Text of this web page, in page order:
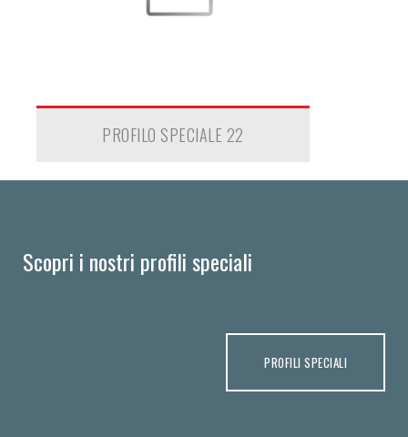
PROFILO SPECIALE 22
Scopri i nostri profili speciali
PROFILI SPECIALI